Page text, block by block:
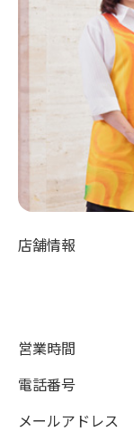
店舗情報
営業時間
電話番号
メールアドレス